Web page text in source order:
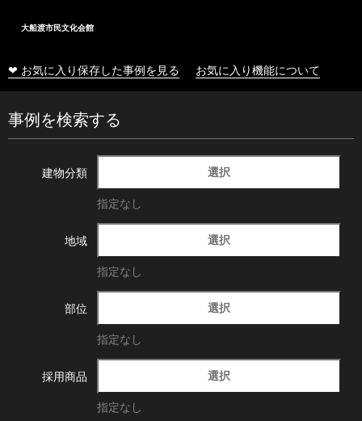
大船渡市民文化会館
❤ お気に入り保存した事例を見る お気に入り機能について
事例を検索する
建物分類 選択
指定なし
地域 選択
指定なし
部位 選択
指定なし
採用商品 選択
指定なし